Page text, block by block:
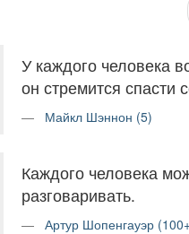
У каждого человека
он стремится спасти
Майкл Шэннон (5)
Каждого человека
разговаривать.
Артур Шопенгауэр